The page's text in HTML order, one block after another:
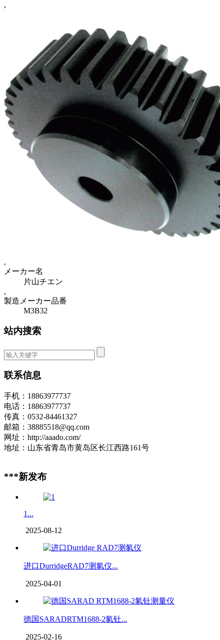
,
,
メーカー名
片山チエン
,
製造メーカー品番
M3B32
站内搜索
联系信息
手机：18863977737
电话：18863977737
传真：0532-84461327
邮箱：38885518@qq.com
网址：http://aaado.com/
地址：山东省青岛市黄岛区长江西路161号
***新发布
1...
2025-08-12
进口DurridgeRAD7测氡仪...
2025-04-01
德国SARADRTM1688-2氡钍...
2025-02-16